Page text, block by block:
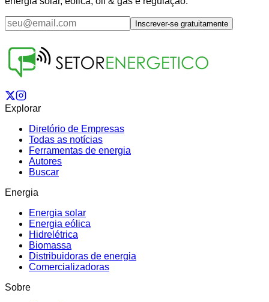
Inscrever-se gratuitamente
Explorar
Diretório de Empresas
Todas as notícias
Ferramentas de energia
Autores
Buscar
Energia
Energia solar
Energia eólica
Hidrelétrica
Biomassa
Distribuidoras de energia
Comercializadoras
Sobre